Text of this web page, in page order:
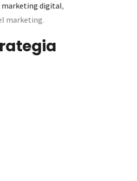
marketing digital,
marketing.